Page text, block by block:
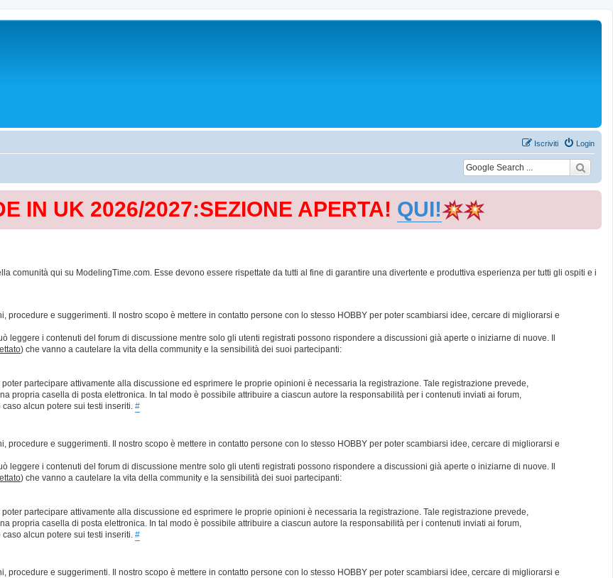
Login
Iscriviti
IN UK 2026/2027:SEZIONE APERTA! QUI!
comunità qui su ModelingTime.com. Esse devono essere rispettate da tutti al fine di garantire una divertente e produttiva esperienza per tutti gli ospiti e i
e suggerimenti. Il nostro scopo è mettere in contatto persone con lo stesso HOBBY per poter scambiarsi idee, cercare di migliorarsi e
leggere i contenuti del forum di discussione mentre solo gli utenti registrati possono rispondere a discussioni già aperte o iniziarne di nuove. Il
) che vanno a cautelare la vita della community e la sensibilità dei suoi partecipanti:
partecipare attivamente alla discussione ed esprimere le proprie opinioni è necessaria la registrazione. Tale registrazione prevede,
propria casella di posta elettronica. In tal modo è possibile attribuire a ciascun autore la responsabilità per i contenuti inviati ai forum,
alcun potere sui testi inseriti. #
e suggerimenti. Il nostro scopo è mettere in contatto persone con lo stesso HOBBY per poter scambiarsi idee, cercare di migliorarsi e
leggere i contenuti del forum di discussione mentre solo gli utenti registrati possono rispondere a discussioni già aperte o iniziarne di nuove. Il
) che vanno a cautelare la vita della community e la sensibilità dei suoi partecipanti:
partecipare attivamente alla discussione ed esprimere le proprie opinioni è necessaria la registrazione. Tale registrazione prevede,
propria casella di posta elettronica. In tal modo è possibile attribuire a ciascun autore la responsabilità per i contenuti inviati ai forum,
alcun potere sui testi inseriti. #
e suggerimenti. Il nostro scopo è mettere in contatto persone con lo stesso HOBBY per poter scambiarsi idee, cercare di migliorarsi e